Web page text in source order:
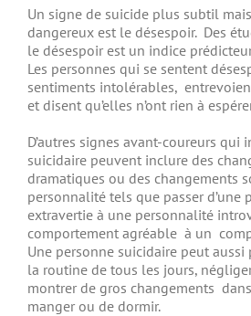
Un signe de suicide plus subtil
dangereux est le désespoir. Des
le désespoir est un indice
Les personnes qui se sentent
sentiments intolérables,
et disent qu’elles n’ont rien à
D’autres signes avant-coureurs
suicidaire peuvent inclure des
dramatiques ou des changements
personnalité tels que passer d’une
extravertie à une personnalité
comportement agréable à un
Une personne suicidaire peut aussi
la routine de tous les jours,
montrer de gros changements
manger ou de dormir.